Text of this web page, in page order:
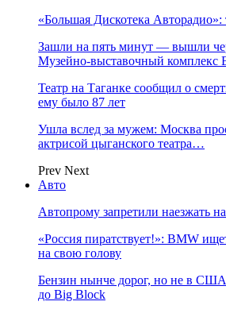
«Большая Дискотека Авторадио»:
Зашли на пять минут — вышли
Музейно-выставочный
Театр на Таганке сообщил о
ему было 87 лет
Ушла вслед за мужем: Москва
актрисой цыганского театра…
Prev Next
Авто
Автопрому запретили наезжать
«Россия пиратствует!»: BMW
на свою голову
Бензин нынче дорог, но не в
до Big Block